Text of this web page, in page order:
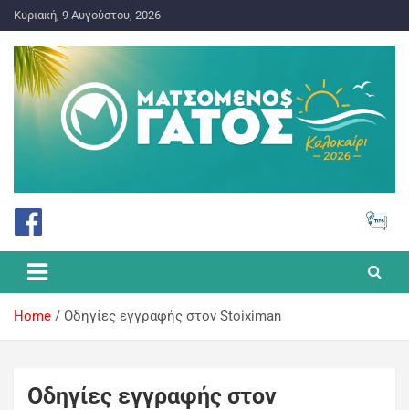
Κυριακή, 9 Αυγούστου, 2026
Ματσωμένος Γάτος – Όλα για
το Στοίχημα
Home Οδηγίες εγγραφής στον Stoiximan
Οδηγίες εγγραφής στον